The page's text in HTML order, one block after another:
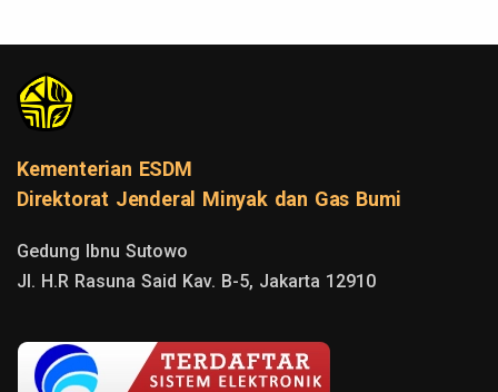
Kementerian ESDM
Direktorat Jenderal Minyak dan Gas Bumi
Gedung Ibnu Sutowo
Jl. H.R Rasuna Said Kav. B-5, Jakarta 12910